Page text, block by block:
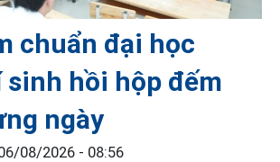
chuẩn đại học
sinh hồi hộp đếm
ngày
08/2026 - 08:56